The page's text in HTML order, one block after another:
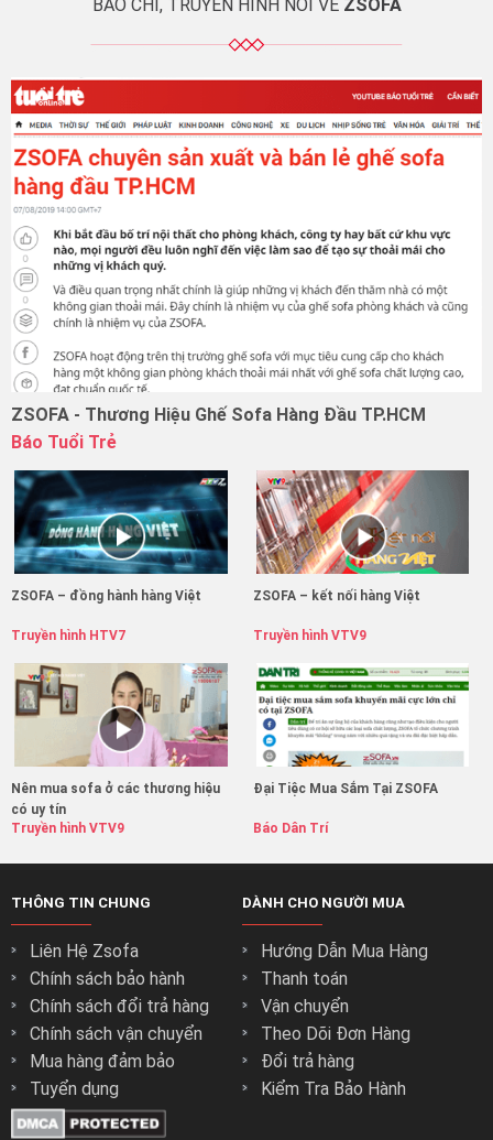
BÁO CHÍ, TRUYỀN HÌNH NÓI VỀ ZSOFA
ZSOFA - Thương Hiệu Ghế Sofa Hàng Đầu TP.HCM
Báo Tuổi Trẻ
ZSOFA – đồng hành hàng Việt
Truyền hình HTV7
ZSOFA – kết nối hàng Việt
Truyền hình VTV9
Nên mua sofa ở các thương hiệu
có uy tín
Truyền hình VTV9
Đại Tiệc Mua Sắm Tại ZSOFA
Báo Dân Trí
THÔNG TIN CHUNG
Liên Hệ Zsofa
Chính sách bảo hành
Chính sách đổi trả hàng
Chính sách vận chuyển
Mua hàng đảm bảo
Tuyển dụng
DÀNH CHO NGƯỜI MUA
Hướng Dẫn Mua Hàng
Thanh toán
Vận chuyển
Theo Dõi Đơn Hàng
Đổi trả hàng
Kiểm Tra Bảo Hành